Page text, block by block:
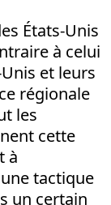
États-Unis
à celui
et leurs
régionale
les
cette
à
tactique
un certain